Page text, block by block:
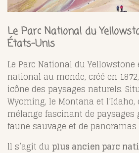
Le Parc National du
États-Unis
Le Parc National du
national au monde, créé en
icône des paysages naturels.
Wyoming, le Montana et
mélange fascinant de paysages
faune sauvage et de panoramas
ll s’agit du plus ancien parc